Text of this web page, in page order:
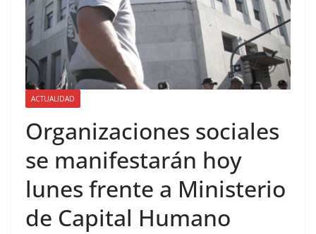
ACTUALIDAD
Organizaciones sociales
se manifestarán hoy
lunes frente a Ministerio
de Capital Humano